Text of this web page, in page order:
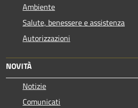
Ambiente
Salute, benessere e assistenza
Autorizzazioni
NOVITÀ
Notizie
Comunicati